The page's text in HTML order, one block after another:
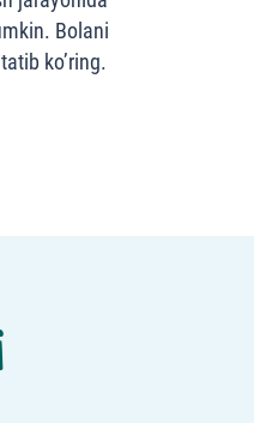
Bolani
ko’ring.